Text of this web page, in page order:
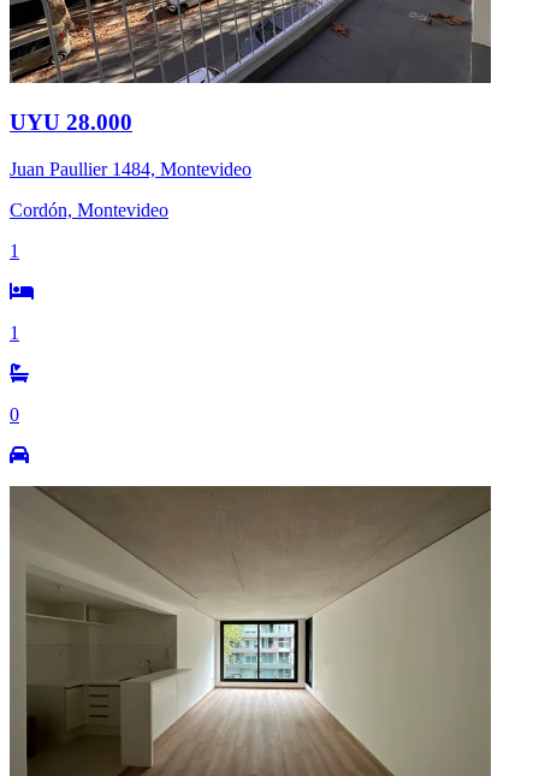
UYU 28.000
Juan Paullier 1484, Montevideo
Cordón, Montevideo
1
1
0